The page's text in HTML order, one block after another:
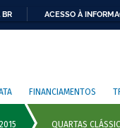
BR ACESSO À
FINANCIAMENTOS